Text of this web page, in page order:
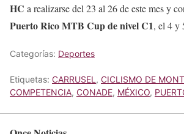
HC a realizarse del 23 al 26 de este mes y
Puerto Rico MTB Cup de nivel C1, el 4 y
Categorías: Deportes
Etiquetas: CARRUSEL , CICLISMO DE
COMPETENCIA, CONADE, MÉXICO,